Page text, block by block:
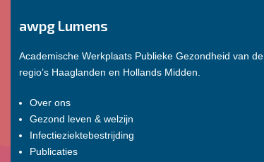
awpg Lumens
Academische Werkplaats Publieke Gezondheid van de
regio’s Haaglanden en Hollands Midden.
Over ons
Gezond leven & welzijn
Infectieziektebestrijding
Publicaties